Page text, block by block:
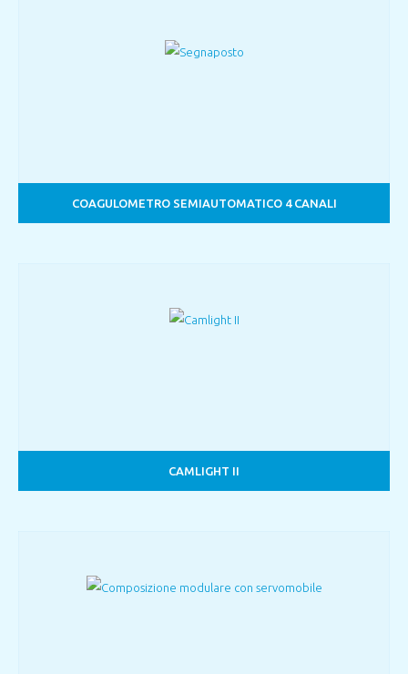
COAGULOMETRO SEMIAUTOMATICO 4 CANALI
CAMLIGHT II